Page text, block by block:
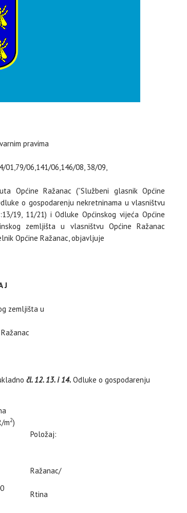
pravima
01,79/06,141/06,146/08, 38/09,
Općine Ražanac (”Službeni glasnik Općine
o gospodarenju nekretninama u vlasništvu
19, 11/21) i Odluke Općinskog vijeća Općine
zemljišta u vlasništvu Općine Ražanac
Općine Ražanac, objavljuje
J
zemljišta u
čl. 12. 13. i 14. Odluke o gospodarenju
m2)
Položaj:
Ražanac/
Rtina